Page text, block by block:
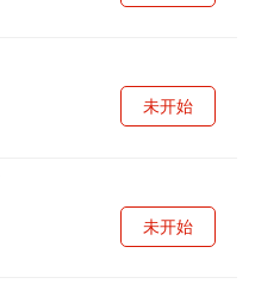
未开始
未开始